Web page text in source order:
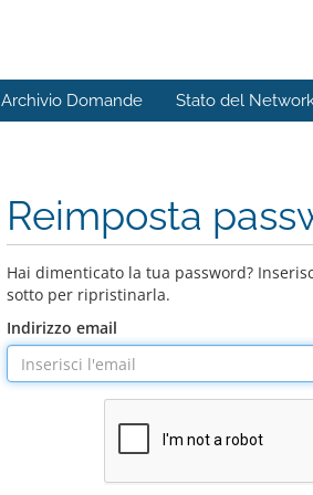
Archivio Domande Stato del
Reimposta
Hai dimenticato la tua password?
sotto per ripristinarla.
Indirizzo email